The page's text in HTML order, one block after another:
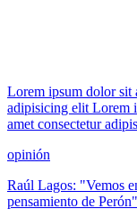
Lorem ipsum dolor sit
adipisicing elit Lorem
amet consectetur
opinión
Raúl Lagos: "Vemos
pensamiento de Perón"